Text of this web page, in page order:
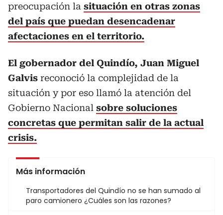
preocupación la situación en otras zonas
del país que puedan desencadenar
afectaciones en el territorio.
El gobernador del Quindío, Juan Miguel
Galvis reconoció la complejidad de la
situación y por eso llamó la atención del
Gobierno Nacional sobre soluciones
concretas que permitan salir de la actual
crisis.
Más información
Transportadores del Quindío no se han sumado al
paro camionero ¿Cuáles son las razones?